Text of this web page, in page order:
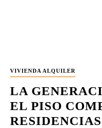
VIVIENDA ALQUILER
LA
EL PISO